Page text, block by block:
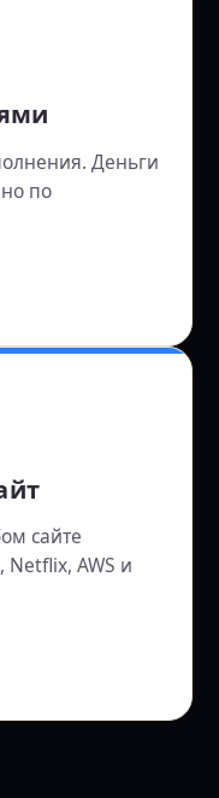
Деньги
по
сайте
Netflix, AWS и